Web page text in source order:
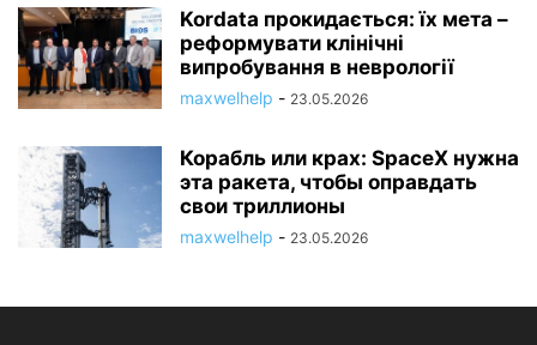
Kordata прокидається: їх мета –
реформувати клінічні
випробування в неврології
maxwelhelp - 23.05.2026
Корабль или крах: SpaceX нужна
эта ракета, чтобы оправдать
свои триллионы
maxwelhelp - 23.05.2026